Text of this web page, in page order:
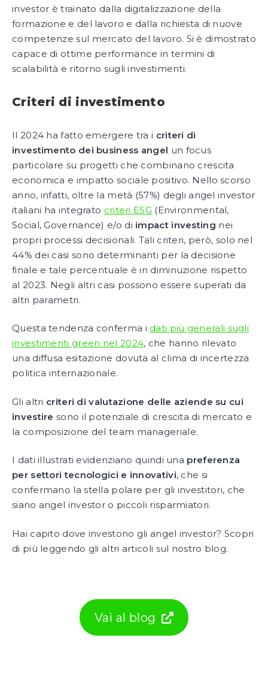
investor è trainato dalla digitalizzazione della
formazione e del lavoro e dalla richiesta di nuove
competenze sul mercato del lavoro. Si è dimostrato
capace di ottime performance in termini di
scalabilità e ritorno sugli investimenti.
Criteri di investimento
Il 2024 ha fatto emergere tra i criteri di
investimento dei business angel un focus
particolare su progetti che combinano crescita
economica e impatto sociale positivo. Nello scorso
anno, infatti, oltre la metà (57%) degli angel investor
italiani ha integrato criteri ESG (Environmental,
Social, Governance) e/o di impact investing nei
propri processi decisionali. Tali criteri, però, solo nel
44% dei casi sono determinanti per la decisione
finale e tale percentuale è in diminuzione rispetto
al 2023. Negli altri casi possono essere superati da
altri parametri.
Questa tendenza conferma i dati più generali sugli
investimenti green nel 2024, che hanno rilevato
una diffusa esitazione dovuta al clima di incertezza
politica internazionale.
Gli altri criteri di valutazione delle aziende su cui
investire sono il potenziale di crescita di mercato e
la composizione del team manageriale.
I dati illustrati evidenziano quindi una preferenza
per settori tecnologici e innovativi, che si
confermano la stella polare per gli investitori, che
siano angel investor o piccoli risparmiatori.
Hai capito dove investono gli angel investor? Scopri
di più leggendo gli altri articoli sul nostro blog.
Vai al blog